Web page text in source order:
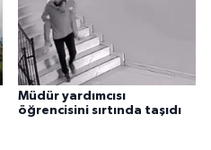
Müdür yardımcısı
öğrencisini sırtında taşıdı